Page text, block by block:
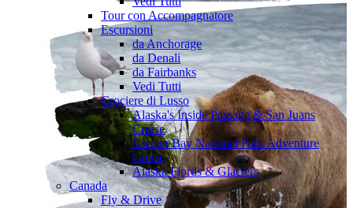
Tour con Accompagnatore
Escursioni
da Anchorage
da Denali
da Fairbanks
Vedi Tutti
Crociere di Lusso
Alaska's Inside Passage & San Juans
Cruise
Glacier Bay National Park Adventure
Cruise
Alaska Fjords & Glaciers
Canada
Fly & Drive